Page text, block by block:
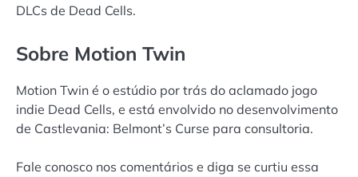
DLCs de Dead Cells.
Sobre Motion Twin
Motion Twin é o estúdio por trás do aclamado jogo
indie Dead Cells, e está envolvido no desenvolvimento
de Castlevania: Belmont’s Curse para consultoria.
Fale conosco nos comentários e diga se curtiu essa